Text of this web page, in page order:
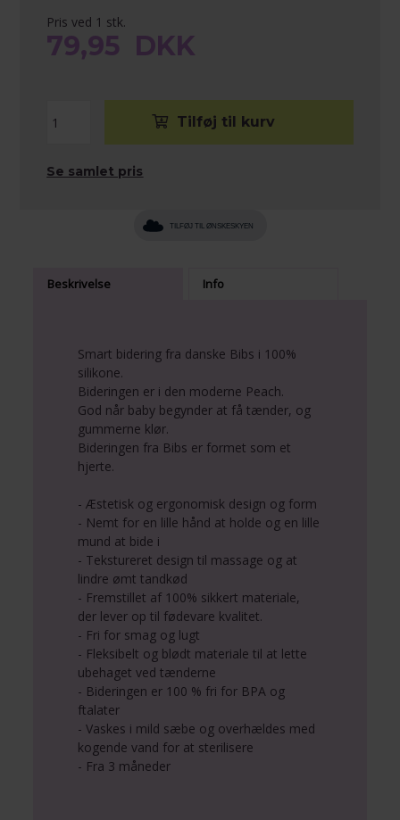
Pris ved 1 stk.
79,95 DKK
Se samlet pris
TILFØJ TIL ØNSKESKYEN
Beskrivelse Info
Smart bidering fra danske Bibs i 100%
silikone.
Bideringen er i den moderne Peach.
God når baby begynder at få tænder, og
gummerne klør.
Bideringen fra Bibs er formet som et
hjerte.
- Æstetisk og ergonomisk design og form
- Nemt for en lille hånd at holde og en lille
mund at bide i
- Tekstureret design til massage og at
lindre ømt tandkød
- Fremstillet af 100% sikkert materiale,
der lever op til fødevare kvalitet.
- Fri for smag og lugt
- Fleksibelt og blødt materiale til at lette
ubehaget ved tænderne
- Bideringen er 100 % fri for BPA og
ftalater
- Vaskes i mild sæbe og overhældes med
kogende vand for at sterilisere
- Fra 3 måneder